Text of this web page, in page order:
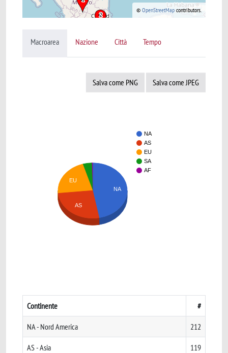
© OpenStreetMap contributors.
Macroarea Nazione Città Tempo
Salva come PNG Salva come JPEG
NA
AS
EU
SA
AF
NA
EU
AS
Continente #
NA - Nord America 212
AS - Asia 119